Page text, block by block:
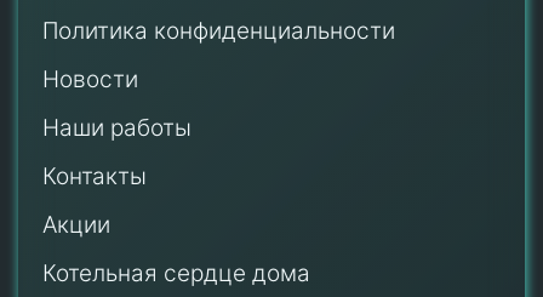
Политика конфиденциальности
Новости
Наши работы
Контакты
Акции
Котельная сердце дома